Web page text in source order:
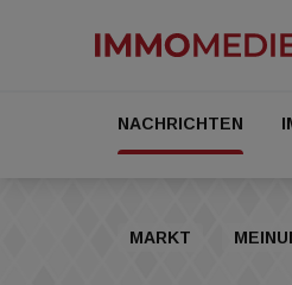
NACHRICHTEN
MARKT